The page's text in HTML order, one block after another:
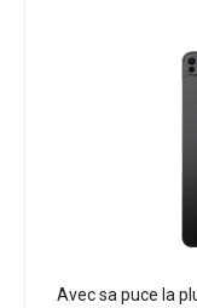
Avec sa puce la